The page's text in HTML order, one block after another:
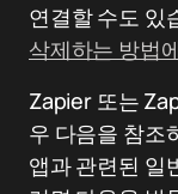
연결할 수도 있
삭제하는 방법
Zapier 또는
우 다음을 참조
앱과 관련된 일